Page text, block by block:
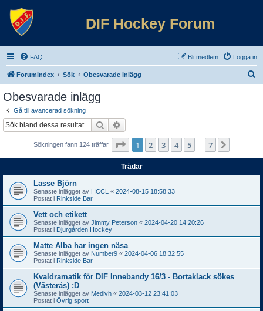
DIF Hockey Forum
FAQ Logga in
Bli medlem
Forumindex Sök Obesvarade inlägg
Obesvarade inlägg
Gå till avancerad sökning
Sök
Sökningen fann 124 träffar Sida av 7
1 2 3 4 5 7
Trådar
Lasse Björn
Senaste inlägget av HCCL « 2024-08-15 18:58:33
Postat i Rinkside Bar
Vett och etikett
Senaste inlägget av Jimmy Peterson « 2024-04-20 14:20:26
Postat i Djurgården Hockey
Matte Alba har ingen näsa
Senaste inlägget av Number9 « 2024-04-06 18:32:55
Postat i Rinkside Bar
Kvaldramatik för DIF Innebandy 16/3 - Bortaklack sökes
(Västerås) :D
Senaste inlägget av Medivh « 2024-03-12 23:41:03
Postat i Övrig sport